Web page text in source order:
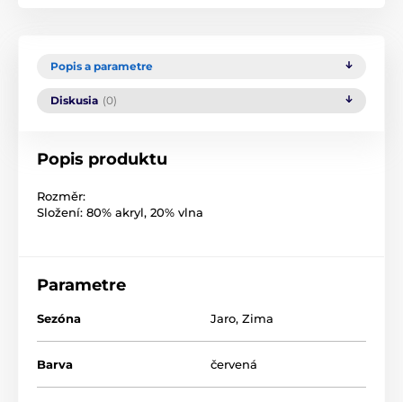
Popis a parametre
Diskusia (0)
Popis produktu
Rozměr:
Složení: 80% akryl, 20% vlna
Parametre
Sezóna Jaro, Zima
Barva červená